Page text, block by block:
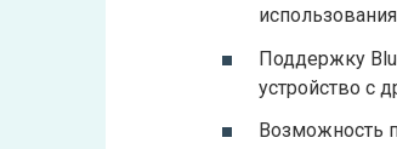
Поддержку
устройство с
Возможность